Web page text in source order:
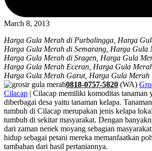
March 8, 2013
Harga Gula Merah di Purbalingga, Harga
Harga Gula Merah di Semarang, Harga Gula
Harga Gula Merah di Sragen, Harga Gula
Harga Gula Merah Eceran, Harga Gula
Harga Gula Merah Garut, Harga Gula Merah
0818-0757-5820 (WA)
Cilacap | Cilacap memiliki komoditas tanaman
diberbagai desa yaitu tanaman kelapa.
tumbuh di Cilacap merupakan jenis kelapa
tumbuh di sekitar masyarakat. Dengan
dari zaman nenek moyang sebagian
hidup sebagai petani mereka memanfaatkan
tambahan dari hasil pertaniannya.